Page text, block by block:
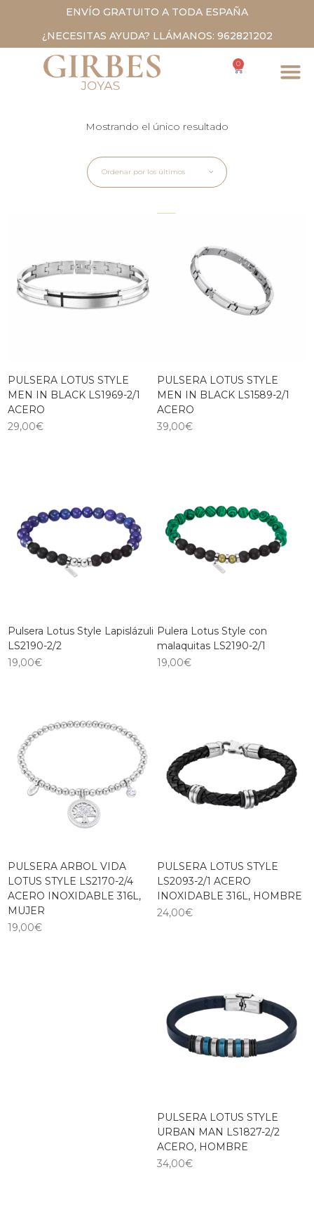
ENVÍO GRATUITO A TODA ESPAÑA
¿NECESITAS AYUDA? LLÁMANOS: 962821202
0
Mostrando el único resultado
Ordenar por los últimos
PULSERA LOTUS STYLE
MEN IN BLACK LS1969-2/1
ACERO
29,00€
PULSERA LOTUS STYLE
MEN IN BLACK LS1589-2/1
ACERO
39,00€
Pulsera Lotus Style Lapislázuli
LS2190-2/2
19,00€
Pulera Lotus Style con
malaquitas LS2190-2/1
19,00€
PULSERA ARBOL VIDA
LOTUS STYLE LS2170-2/4
ACERO INOXIDABLE 316L,
MUJER
19,00€
PULSERA LOTUS STYLE
LS2093-2/1 ACERO
INOXIDABLE 316L, HOMBRE
24,00€
PULSERA LOTUS STYLE
URBAN MAN LS1827-2/2
ACERO, HOMBRE
34,00€